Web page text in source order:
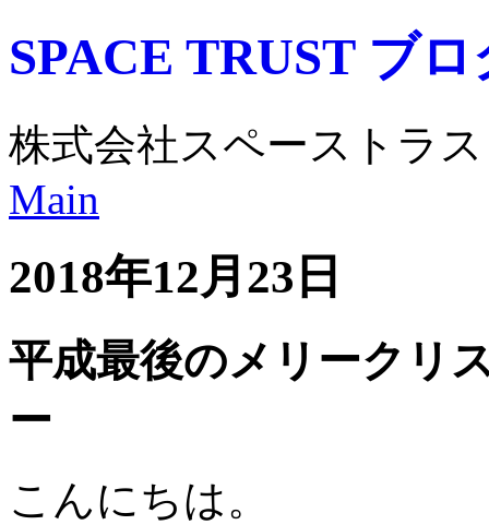
SPACE TRUST ブロ
株式会社スペーストラ
Main
2018年12月23日
平成最後のメリークリ
ー
こんにちは。